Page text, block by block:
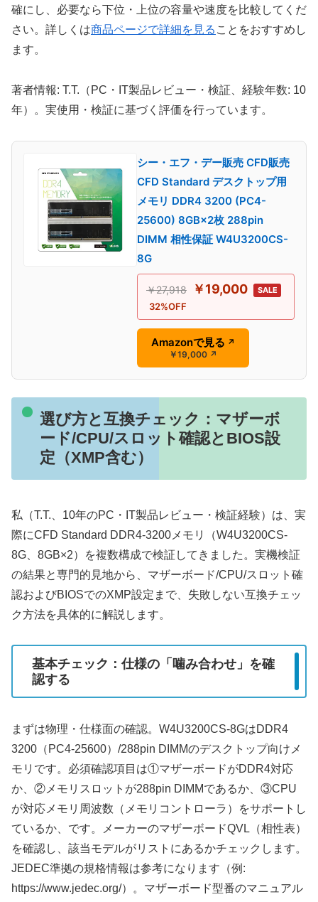
確にし、必要なら下位・上位の容量や速度を比較してくだ
さい。詳しくは商品ページで詳細を見る ことをおすすめし
ます。
著者情報: T.T.（PC・IT製品レビュー・検証、経験年数: 10
年）。実使用・検証に基づく評価を行っています。
シー・エフ・デー販売 CFD販売
CFD Standard デスクトップ用
メモリ DDR4 3200 (PC4-
25600) 8GB×2枚 288pin
DIMM 相性保証 W4U3200CS-
8G
￥27,918 ￥19,000 SALE
32%OFF
Amazonで見る ↗
￥19,000 ↗
選び方と互換チェック：マザーボ
ード/CPU/スロット確認とBIOS設
定（XMP含む）
私（T.T.、10年のPC・IT製品レビュー・検証経験）は、実
際にCFD Standard DDR4-3200メモリ（W4U3200CS-
8G、8GB×2）を複数構成で検証してきました。実機検証
の結果と専門的見地から、マザーボード/CPU/スロット確
認およびBIOSでのXMP設定まで、失敗しない互換チェッ
ク方法を具体的に解説します。
基本チェック：仕様の「噛み合わせ」を確
認する
まずは物理・仕様面の確認。W4U3200CS-8GはDDR4
3200（PC4-25600）/288pin DIMMのデスクトップ向けメ
モリです。必須確認項目は①マザーボードがDDR4対応
か、②メモリスロットが288pin DIMMであるか、③CPU
が対応メモリ周波数（メモリコントローラ）をサポートし
ているか、です。メーカーのマザーボードQVL（相性表）
を確認し、該当モデルがリストにあるかチェックします。
JEDEC準拠の規格情報は参考になります（例:
https://www.jedec.org/）。マザーボード型番のマニュアル